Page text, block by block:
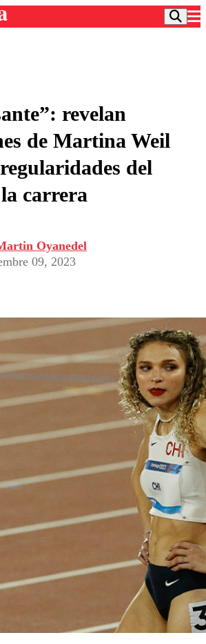
TV
Colo
Internacional
Nacional
Social
revelan
de Martina Weil
del
carrera
Oyanedel
09, 2023